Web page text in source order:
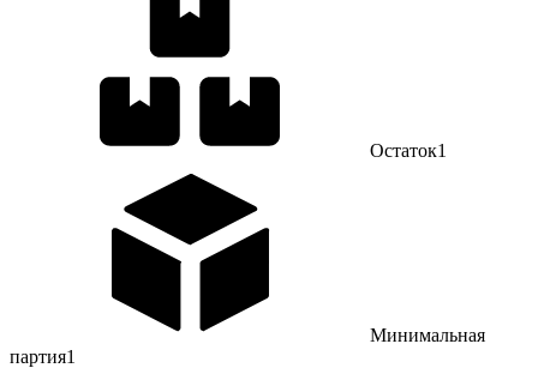
Остаток1
Минимальная
партия1